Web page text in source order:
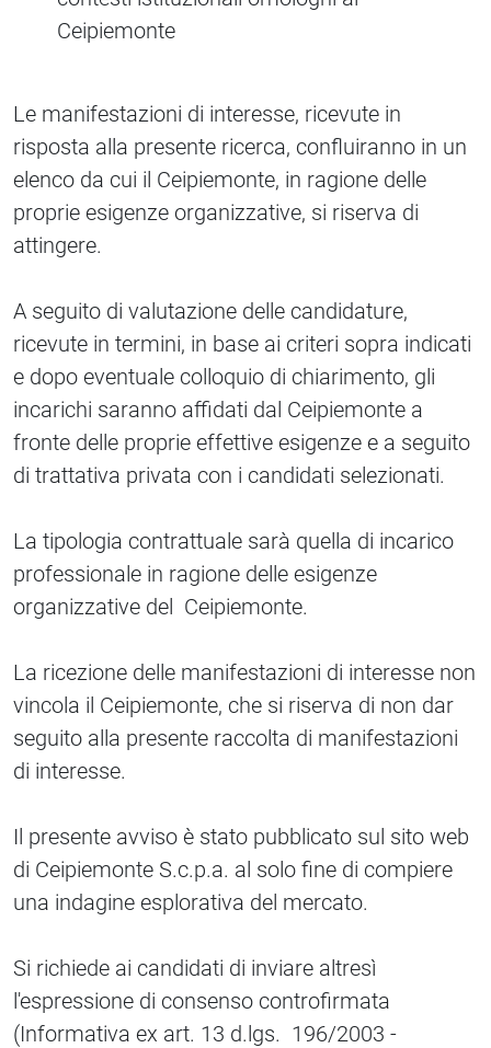
Ceipiemonte
Le manifestazioni di interesse, ricevute in
risposta alla presente ricerca, confluiranno in un
elenco da cui il Ceipiemonte, in ragione delle
proprie esigenze organizzative, si riserva di
attingere.
A seguito di valutazione delle candidature,
ricevute in termini, in base ai criteri sopra indicati
e dopo eventuale colloquio di chiarimento, gli
incarichi saranno affidati dal Ceipiemonte a
fronte delle proprie effettive esigenze e a seguito
di trattativa privata con i candidati selezionati.
La tipologia contrattuale sarà quella di incarico
professionale in ragione delle esigenze
organizzative del Ceipiemonte.
La ricezione delle manifestazioni di interesse non
vincola il Ceipiemonte, che si riserva di non dar
seguito alla presente raccolta di manifestazioni
di interesse.
Il presente avviso è stato pubblicato sul sito web
di Ceipiemonte S.c.p.a. al solo fine di compiere
una indagine esplorativa del mercato.
Si richiede ai candidati di inviare altresì
l'espressione di consenso controfirmata
(Informativa ex art. 13 d.lgs. 196/2003 -